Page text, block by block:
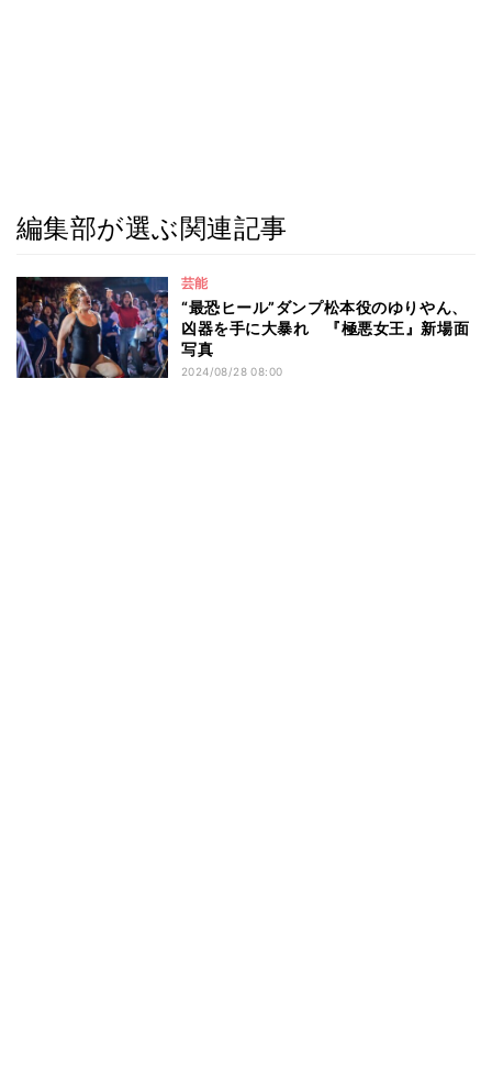
編集部が選ぶ関連記事
芸能
“最恐ヒール”ダンプ松本役のゆりやん、
凶器を手に大暴れ 『極悪女王』新場面
写真
2024/08/28 08:00